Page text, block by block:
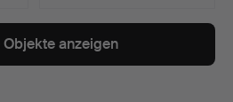
Objekte anzeigen